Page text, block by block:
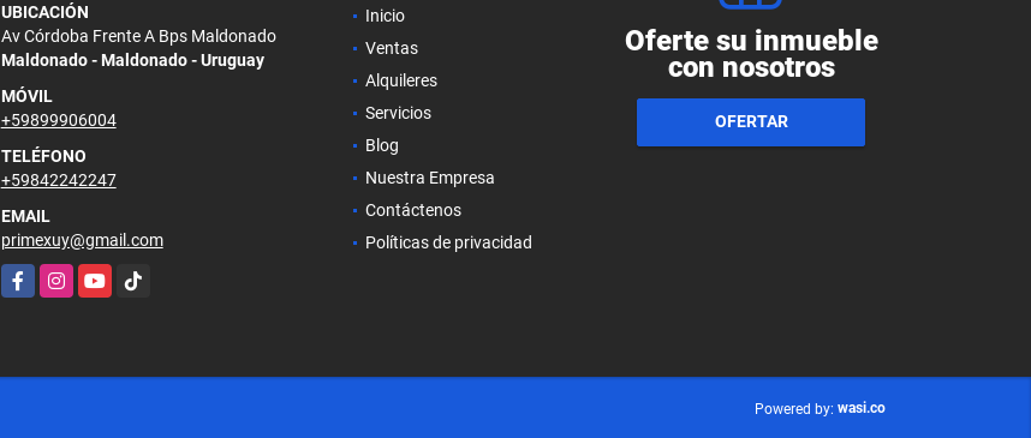
UBICACIÓN
Av Córdoba Frente A Bps Maldonado
Maldonado - Maldonado - Uruguay
MÓVIL
+59899906004
TELÉFONO
+59842242247
EMAIL
primexuy@gmail.com
FacebookInstagramYouTubeTikTok
Inicio
Ventas
Alquileres
Servicios
Blog
Nuestra Empresa
Contáctenos
Políticas de privacidad
Oferte su inmueble
con nosotros
OFERTAR
Powered by: wasi.co